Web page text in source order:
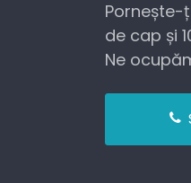
Pornește-
de cap și
Ne